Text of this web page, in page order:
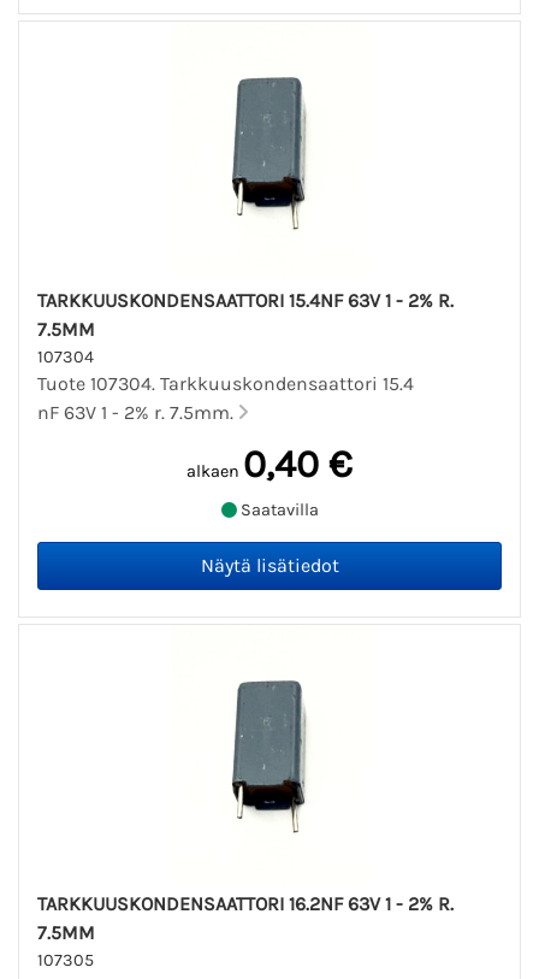
TARKKUUSKONDENSAATTORI 15.4NF 63V 1 - 2% R.
7.5MM
107304
Tuote 107304. Tarkkuuskondensaattori 15.4
nF 63V 1 - 2% r. 7.5mm.
alkaen 0,40 €
Saatavilla
TARKKUUSKONDENSAATTORI 16.2NF 63V 1 - 2% R.
7.5MM
107305